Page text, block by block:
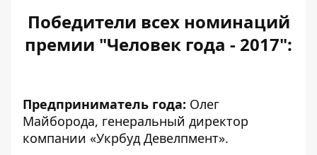
Победители всех номинаций
премии "Человек года - 2017":
Предприниматель года: Олег
Майборода, генеральный директор
компании «Укрбуд Девелпмент».